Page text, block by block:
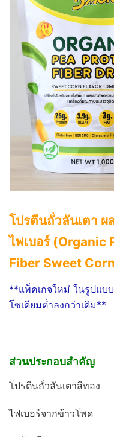
โปรตีนถั่วลันเตา
ไฟเบอร์ (Organic
Fiber Sweet
**แพ็คเกจใหม่ ในรูปแบ
โซเดียมต่ำลงกว่าเดิม**
ส่วนประกอบสำคัญ
โปรตีนถั่วลันเตาสี
ไฟเบอร์จากข้าว